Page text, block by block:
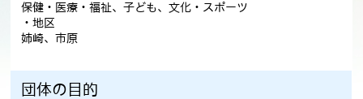
保健・医療・福祉、子ども、文化・スポーツ
・地区
姉崎、市原
団体の目的